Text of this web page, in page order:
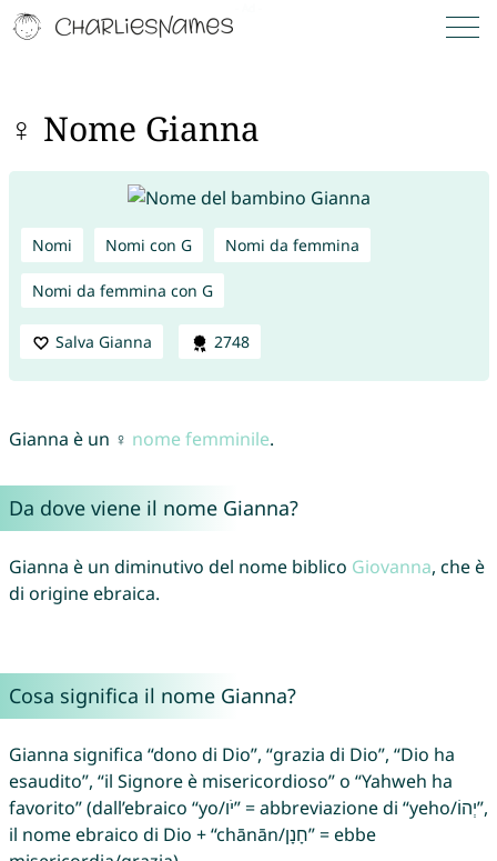
♀ Nome Gianna
Nomi Nomi con G Nomi da femmina
Nomi da femmina con G
Salva Gianna 2748
Gianna è un ♀ nome femminile.
Da dove viene il nome Gianna?
Gianna è un diminutivo del nome biblico Giovanna, che è
di origine ebraica.
Cosa significa il nome Gianna?
Gianna significa “dono di Dio”, “grazia di Dio”, “Dio ha
esaudito”, “il Signore è misericordioso” o “Yahweh ha
favorito” (dall’ebraico “yo/יֹו” = abbreviazione di “yeho/יְהוֹ”,
il nome ebraico di Dio + “chānān/חָנָן” = ebbe